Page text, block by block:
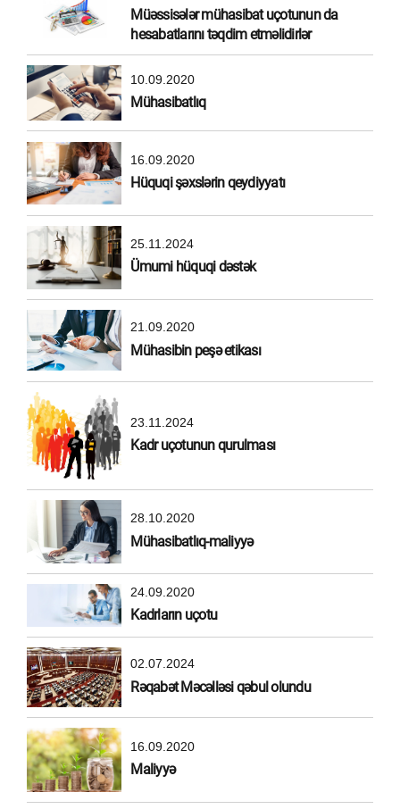
Müəssisələr mühasibat uçotunun da
hesabatlarını təqdim etməlidirlər
10.09.2020
Mühasibatlıq
16.09.2020
Hüquqi şəxslərin qeydiyyatı
25.11.2024
Ümumi hüquqi dəstək
21.09.2020
Mühasibin peşə etikası
23.11.2024
Kadr uçotunun qurulması
28.10.2020
Mühasibatlıq-maliyyə
24.09.2020
Kadrların uçotu
02.07.2024
Rəqabət Məcəlləsi qəbul olundu
16.09.2020
Maliyyə